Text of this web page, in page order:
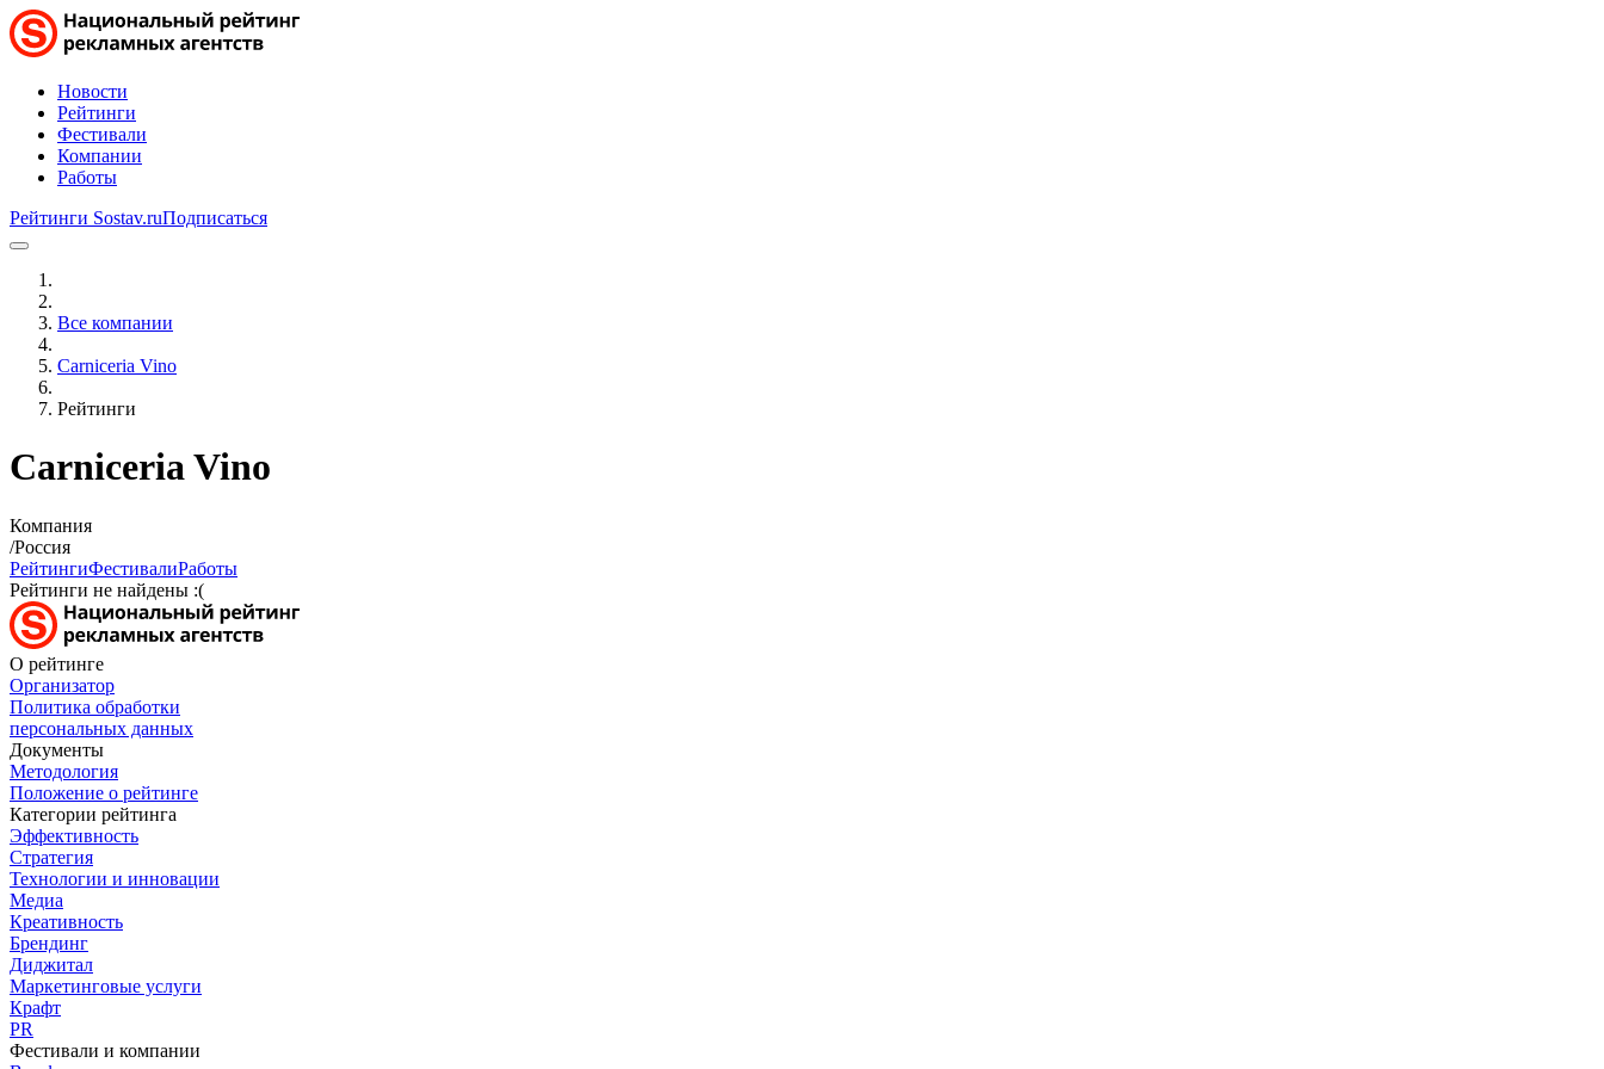
Новости
Рейтинги
Фестивали
Компании
Работы
Рейтинги Sostav.ruПодписаться
Все компании
Carniceria Vino
Рейтинги
Carniceria Vino
Компания
/Россия
РейтингиФестивалиРаботы
Рейтинги не найдены :(
О рейтинге
Организатор
Политика обработки
персональных данных
Документы
Методология
Положение о рейтинге
Категории рейтинга
Эффективность
Стратегия
Технологии и инновации
Медиа
Креативность
Брендинг
Диджитал
Маркетинговые услуги
Крафт
PR
Фестивали и компании